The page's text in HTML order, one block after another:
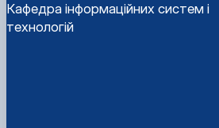
Кафедра інформаційних систем і
технологій